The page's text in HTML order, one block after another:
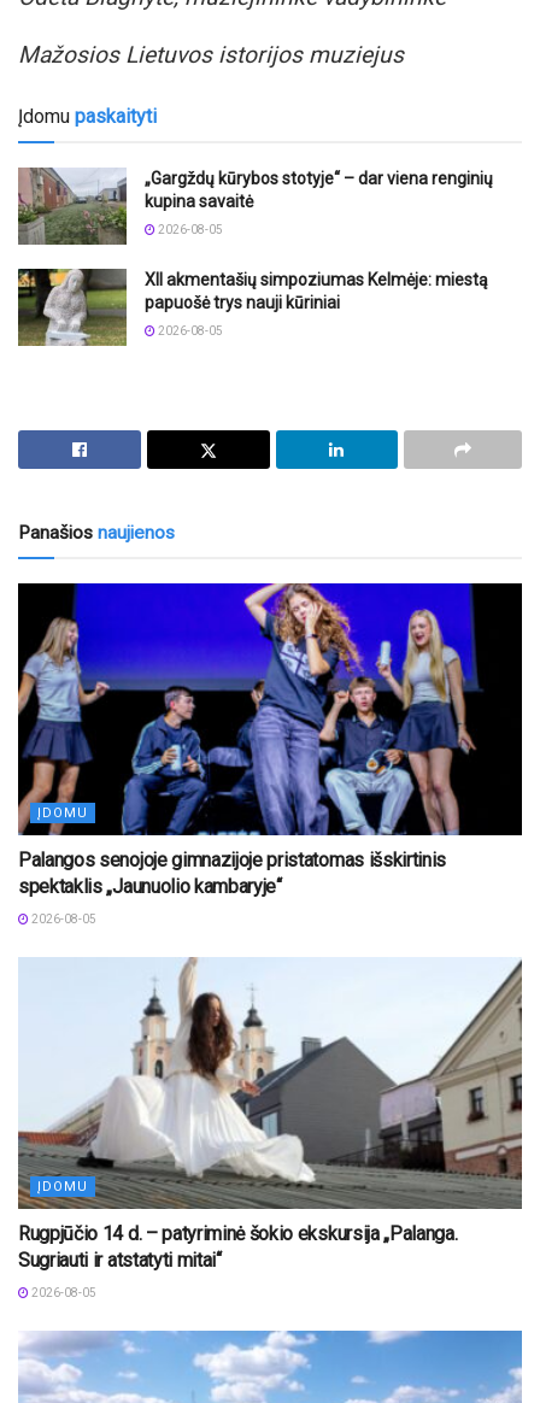
Mažosios Lietuvos istorijos muziejus
Įdomu paskaityti
„Gargždų kūrybos stotyje“ – dar viena renginių
kupina savaitė
2026-08-05
XII akmentašių simpoziumas Kelmėje: miestą
papuošė trys nauji kūriniai
2026-08-05
Panašios naujienos
ĮDOMU
Palangos senojoje gimnazijoje pristatomas išskirtinis
spektaklis „Jaunuolio kambaryje“
2026-08-05
ĮDOMU
Rugpjūčio 14 d. – patyriminė šokio ekskursija „Palanga.
Sugriauti ir atstatyti mitai“
2026-08-05